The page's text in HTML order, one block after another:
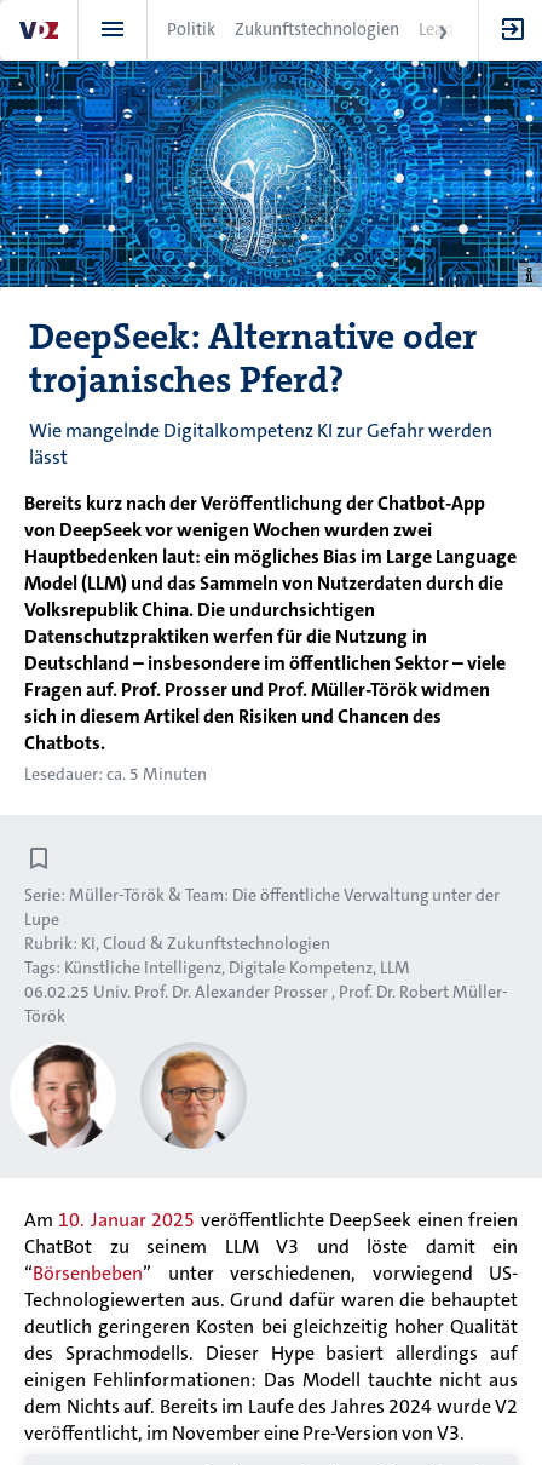
zum
Inhalt
Politik Zukunftstechnologien Leadership
DeepSeek: Alternative oder
trojanisches Pferd?
Wie mangelnde Digitalkompetenz KI zur Gefahr werden
lässt
Bereits kurz nach der Veröffentlichung der Chatbot-App
von DeepSeek vor wenigen Wochen wurden zwei
Hauptbedenken laut: ein mögliches Bias im Large Language
Model (LLM) und das Sammeln von Nutzerdaten durch die
Volksrepublik China. Die undurchsichtigen
Datenschutzpraktiken werfen für die Nutzung in
Deutschland – insbesondere im öffentlichen Sektor – viele
Fragen auf. Prof. Prosser und Prof. Müller-Török widmen
sich in diesem Artikel den Risiken und Chancen des
Chatbots.
Lesedauer: ca. 5 Minuten
Serie: Müller-Török & Team: Die öffentliche Verwaltung unter der
Lupe
Rubrik: KI, Cloud & Zukunftstechnologien
Tags: Künstliche Intelligenz Digitale Kompetenz LLM
06.02.25 Univ. Prof. Dr. Alexander Prosser Prof. Dr. Robert Müller-
Török
Am 10. Januar 2025 veröffentlichte DeepSeek einen freien
ChatBot zu seinem LLM V3 und löste damit ein
“Börsenbeben” unter verschiedenen, vorwiegend US-
Technologiewerten aus. Grund dafür waren die behauptet
deutlich geringeren Kosten bei gleichzeitig hoher Qualität
des Sprachmodells. Dieser Hype basiert allerdings auf
einigen Fehlinformationen: Das Modell tauchte nicht aus
dem Nichts auf. Bereits im Laufe des Jahres 2024 wurde V2
veröffentlicht, im November eine Pre-Version von V3.